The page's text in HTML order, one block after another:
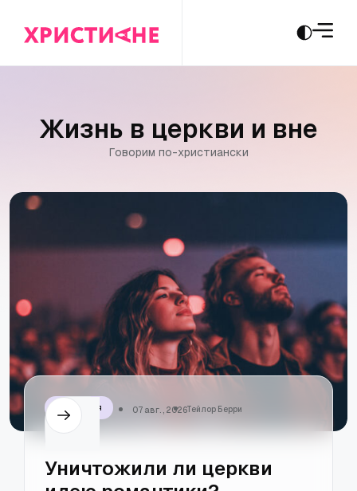
Жизнь в церкви и вне
Говорим по-христиански
Отношения 07 авг. , 2026Тейлор Берри
Уничтожили ли церкви